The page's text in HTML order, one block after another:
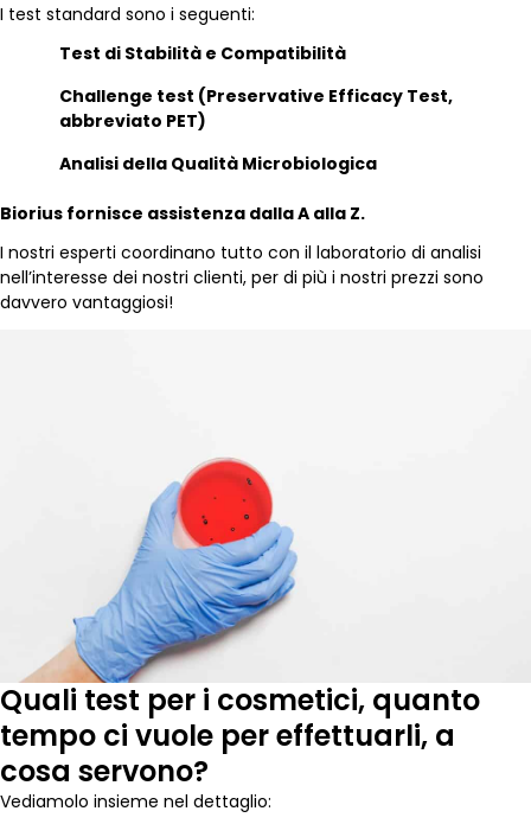
I test standard sono i seguenti:
Test di Stabilità e Compatibilità
Challenge test (Preservative Efficacy Test,
abbreviato PET)
Analisi della Qualità Microbiologica
Biorius fornisce assistenza dalla A alla Z.
I nostri esperti coordinano tutto con il laboratorio di analisi
nell’interesse dei nostri clienti, per di più i nostri prezzi sono
davvero vantaggiosi!
Quali test per i cosmetici, quanto
tempo ci vuole per effettuarli, a
cosa servono?
Vediamolo insieme nel dettaglio: